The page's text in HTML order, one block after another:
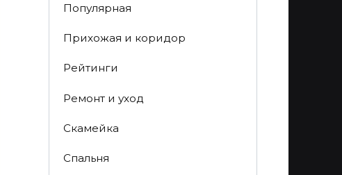
Популярная
Прихожая и коридор
Рейтинги
Ремонт и уход
Скамейка
Спальня